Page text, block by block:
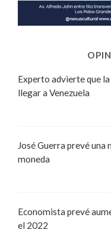
Experto advierte que
llegar a Venezuela
José Guerra prevé una
moneda
Economista prevé
el 2022